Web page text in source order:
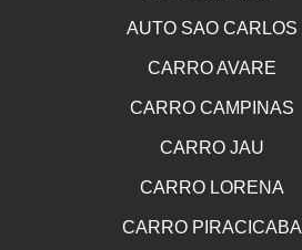
AUTO SAO CARLOS
CARRO AVARE
CARRO CAMPINAS
CARRO JAU
CARRO LORENA
CARRO PIRACICABA